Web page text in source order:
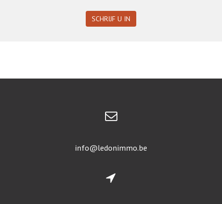
SCHRIJF U IN
info@ledonimmo.be